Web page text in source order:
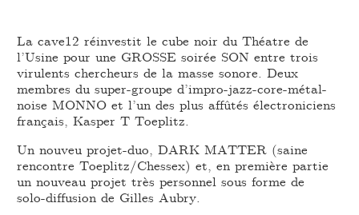
La cave12 réinvestit le cube noir du Théatre de
l’Usine pour une GROSSE soirée SON entre trois
virulents chercheurs de la masse sonore. Deux
membres du super-groupe d’impro-jazz-core-métal-
noise MONNO et l’un des plus affûtés électroniciens
français, Kasper T Toeplitz.
Un nouveu projet-duo, DARK MATTER (saine
rencontre Toeplitz/Chessex) et, en première partie
un nouveau projet très personnel sous forme de
solo-diffusion de Gilles Aubry.